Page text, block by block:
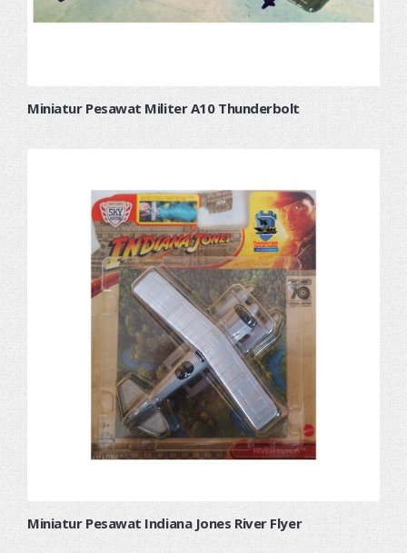
Miniatur Pesawat Militer A10 Thunderbolt
Miniatur Pesawat Indiana Jones River Flyer